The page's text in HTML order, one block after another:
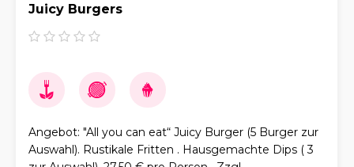
Juicy Burgers
Angebot: "All you can eat“ Juicy Burger (5 Burger zur
Auswahl). Rustikale Fritten . Hausgemachte Dips ( 3